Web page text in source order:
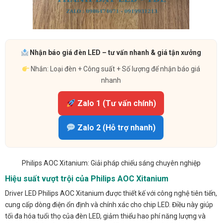
Nhận báo giá đèn LED – tư vấn nhanh & giá tận xưởng
Nhắn: Loại đèn + Công suất + Số lượng để nhận báo giá
nhanh
Zalo 1 (Tư vấn chính)
Zalo 2 (Hỗ trợ nhanh)
Philips AOC Xitanium: Giải pháp chiếu sáng chuyên nghiệp
Hiệu suất vượt trội của Philips AOC Xitanium
Driver LED Philips AOC Xitanium được thiết kế với công nghệ tiên tiến,
cung cấp dòng điện ổn định và chính xác cho chip LED. Điều này giúp
tối đa hóa tuổi thọ của đèn LED, giảm thiểu hao phí năng lượng và